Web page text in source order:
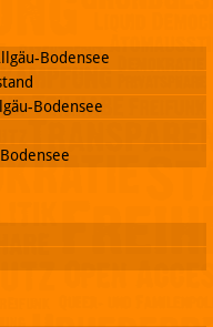
Bodensee
Bodensee